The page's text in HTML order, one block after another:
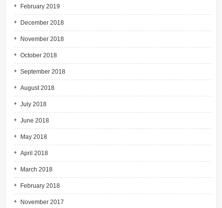
February 2019
December 2018
November 2018
October 2018
September 2018
August 2018
July 2018
June 2018
May 2018
April 2018
March 2018
February 2018
November 2017